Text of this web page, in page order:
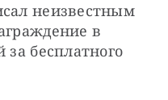
неизвестным
в
бесплатного